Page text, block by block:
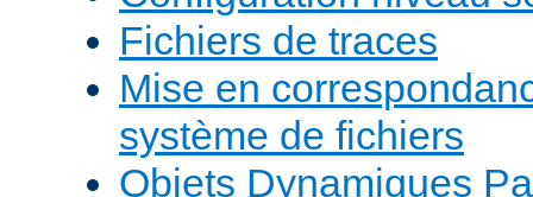
Fichiers de traces
Mise en
système de fichiers
Objets Dynamiques